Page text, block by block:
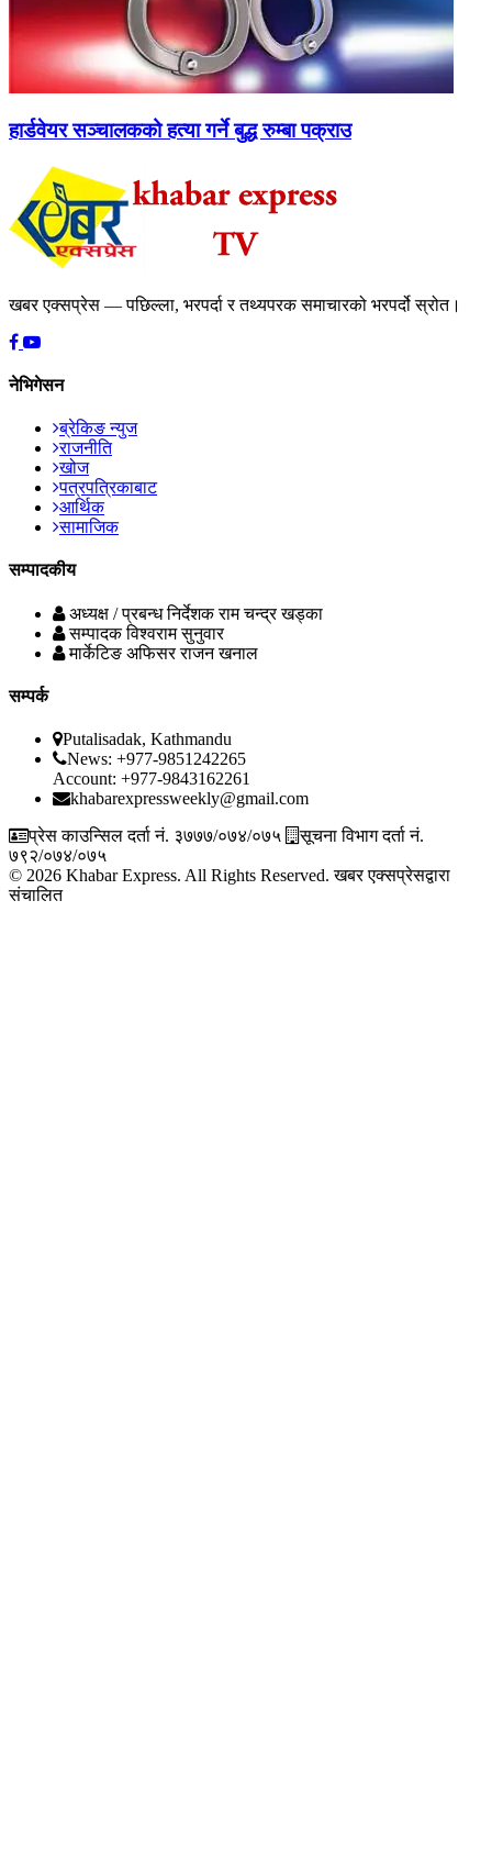
हार्डवेयर सञ्चालकको हत्या गर्ने बुद्ध रुम्बा पक्राउ
खबर एक्सप्रेस — पछिल्ला, भरपर्दा र तथ्यपरक समाचारको भरपर्दो स्रोत।
नेभिगेसन
ब्रेकिङ न्युज
राजनीति
खोज
पत्रपत्रिकाबाट
आर्थिक
सामाजिक
सम्पादकीय
अध्यक्ष / प्रबन्ध निर्देशक राम चन्द्र खड्का
सम्पादक विश्वराम सुनुवार
मार्केटिङ अफिसर राजन खनाल
सम्पर्क
Putalisadak, Kathmandu
News: +977-9851242265
Account: +977-9843162261
khabarexpressweekly@gmail.com
प्रेस काउन्सिल दर्ता नं. ३७७७/०७४/०७५
सूचना विभाग दर्ता नं.
७९२/०७४/०७५
© 2026 Khabar Express. All Rights Reserved. खबर एक्सप्रेसद्वारा
संचालित